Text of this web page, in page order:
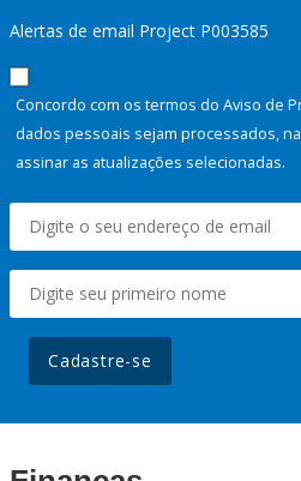
Alertas de email Project P003585
Concordo com os termos do Aviso de
dados pessoais sejam processados,
assinar as atualizações selecionadas.
Cadastre-se